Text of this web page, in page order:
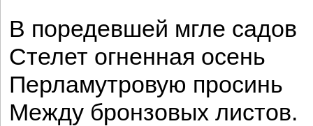
В поредевшей мгле садов
Стелет огненная осень
Перламутровую просинь
Между бронзовых листов.